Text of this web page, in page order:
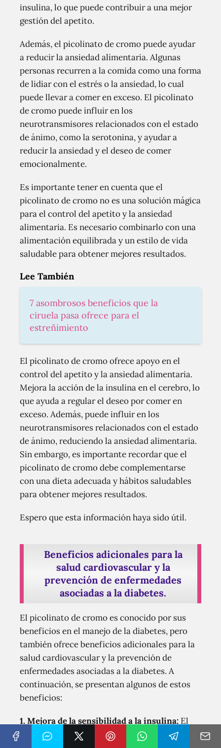
insulina, lo que puede contribuir a una mejor
gestión del apetito.
Además, el picolinato de cromo puede ayudar
a reducir la ansiedad alimentaria. Algunas
personas recurren a la comida como una forma
de lidiar con el estrés o la ansiedad, lo cual
puede llevar a comer en exceso. El picolinato
de cromo puede influir en los
neurotransmisores relacionados con el estado
de ánimo, como la serotonina, y ayudar a
reducir la ansiedad y el deseo de comer
emocionalmente.
Es importante tener en cuenta que el
picolinato de cromo no es una solución mágica
para el control del apetito y la ansiedad
alimentaria. Es necesario combinarlo con una
alimentación equilibrada y un estilo de vida
saludable para obtener mejores resultados.
Lee También
7 asombrosos beneficios que la
ciruela pasa ofrece para el
estreñimiento
El picolinato de cromo ofrece apoyo en el
control del apetito y la ansiedad alimentaria.
Mejora la acción de la insulina en el cerebro, lo
que ayuda a regular el deseo por comer en
exceso. Además, puede influir en los
neurotransmisores relacionados con el estado
de ánimo, reduciendo la ansiedad alimentaria.
Sin embargo, es importante recordar que el
picolinato de cromo debe complementarse
con una dieta adecuada y hábitos saludables
para obtener mejores resultados.
Espero que esta información haya sido útil.
Beneficios adicionales para la
salud cardiovascular y la
prevención de enfermedades
asociadas a la diabetes.
El picolinato de cromo es conocido por sus
beneficios en el manejo de la diabetes, pero
también ofrece beneficios adicionales para la
salud cardiovascular y la prevención de
enfermedades asociadas a la diabetes. A
continuación, se presentan algunos de estos
beneficios:
1. Mejora de la sensibilidad a la insulina: El
picolinato de cromo ayuda a mejorar la